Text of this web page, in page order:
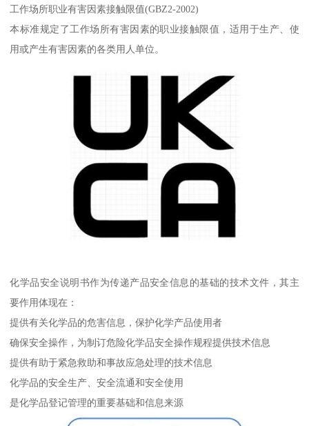
工作场所职业有害因素接触限值(GBZ2-2002)
本标准规定了工作场所有害因素的职业接触限值，适用于生产、使
用或产生有害因素的各类用人单位。
化学品安全说明书作为传递产品安全信息的基础的技术文件，其主
要作用体现在：
提供有关化学品的危害信息，保护化学产品使用者
确保安全操作，为制订危险化学品安全操作规程提供技术信息
提供有助于紧急救助和事故应急处理的技术信息
化学品的安全生产、安全流通和安全使用
是化学品登记管理的重要基础和信息来源